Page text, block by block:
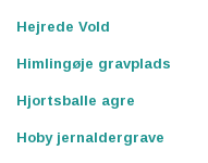
Hejrede Vold
Himlingøje gravplads
Hjortsballe agre
Hoby jernaldergrave